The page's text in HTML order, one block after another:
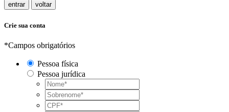
entrar voltar
Crie sua conta
*Campos obrigatórios
Pessoa física
Pessoa jurídica